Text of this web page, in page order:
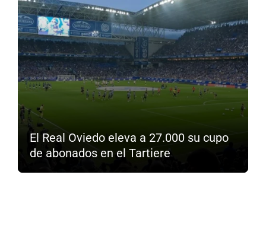
El Real Oviedo eleva a 27.000 su cupo
de abonados en el Tartiere